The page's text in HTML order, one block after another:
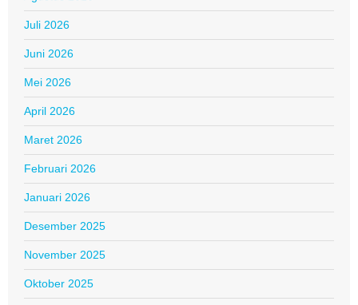
Juli 2026
Juni 2026
Mei 2026
April 2026
Maret 2026
Februari 2026
Januari 2026
Desember 2025
November 2025
Oktober 2025